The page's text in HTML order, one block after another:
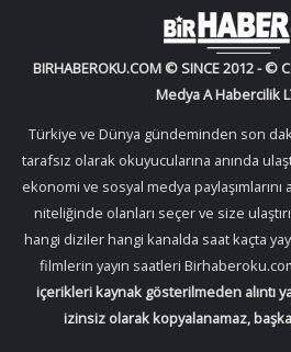
BIRHABEROKU.COM © SINCE 2012 - ©
Medya A Habercilik
Türkiye ve Dünya gündeminden son
tarafsız olarak okuyucularına anında
ekonomi ve sosyal medya
niteliğinde olanları seçer ve size
hangi diziler hangi kanalda saat kaçta
filmlerin yayın saatleri
içerikleri kaynak gösterilmeden alıntı
izinsiz olarak kopyalanamaz,